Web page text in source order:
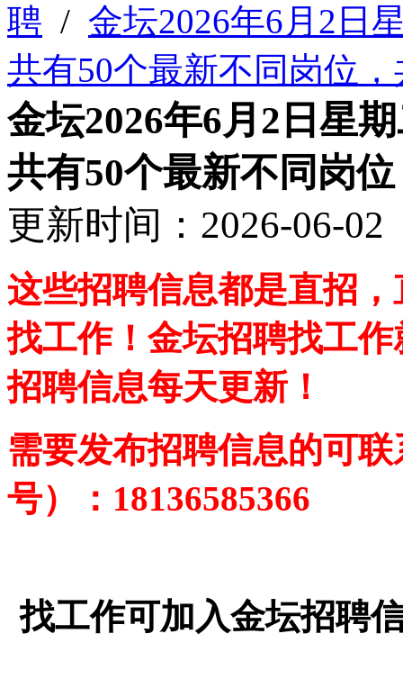
聘 / 金坛2026年6月2日
共有50个最新不同岗位
金坛2026年6月2日星
共有50个最新不同岗
更新时间：2026-06-
这些招聘信息都是直招
找工作！金坛招聘找工
招聘信息每天更新！
需要发布招聘信息的可
号） ：18136585366
找工作可加入金坛招聘